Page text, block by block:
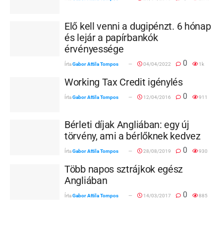
Elő kell venni a dugipénzt. 6 hónap
és lejár a papírbankók
érvényessége
ÍrtaGabor Attila Tompos 04/04/2022 0 1k
Working Tax Credit igénylés
ÍrtaGabor Attila Tompos 12/04/2016 0 911
Bérleti díjak Angliában: egy új
törvény, ami a bérlőknek kedvez
ÍrtaGabor Attila Tompos 28/08/2019 0 930
Több napos sztrájkok egész
Angliában
ÍrtaGabor Attila Tompos 14/03/2017 0 885